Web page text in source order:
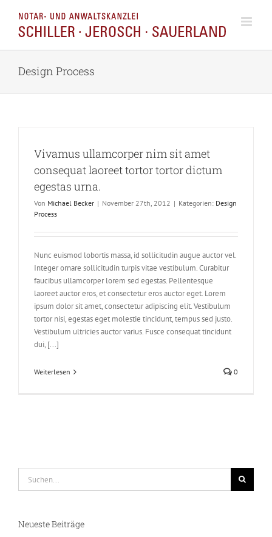
springen
Design Process
Vivamus ullamcorper nim sit amet
consequat laoreet tortor tortor dictum
egestas urna.
Von Michael Becker | November 27th, 2012 | Kategorien: Design
Process
Nunc euismod lobortis massa, id sollicitudin augue auctor vel.
Integer ornare sollicitudin turpis vitae vestibulum. Curabitur
faucibus ullamcorper lorem sed egestas. Pellentesque
laoreet auctor eros, et consectetur eros auctor eget. Lorem
ipsum dolor sit amet, consectetur adipiscing elit. Vestibulum
tortor nisi, egestas eget molestie tincidunt, tempus sed justo.
Vestibulum ultricies auctor varius. Fusce consequat tincidunt
dui, [...]
Weiterlesen 0
Neueste Beiträge